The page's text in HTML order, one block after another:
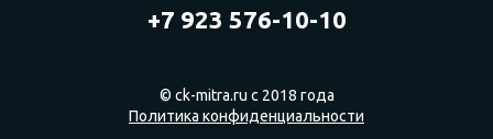
+7 923 576-10-10
© ck-mitra.ru с 2018 года
Политика конфиденциальности